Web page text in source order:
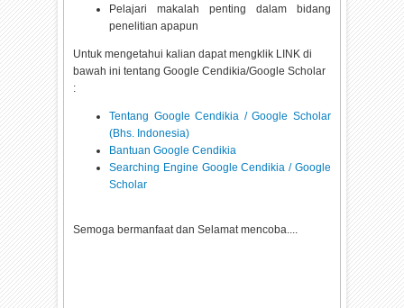
Pelajari makalah penting dalam bidang
penelitian apapun
Untuk mengetahui kalian dapat mengklik LINK di
bawah ini tentang Google Cendikia/Google Scholar
:
Tentang Google Cendikia / Google Scholar
(Bhs. Indonesia)
Bantuan Google Cendikia
Searching Engine Google Cendikia / Google
Scholar
Semoga bermanfaat dan Selamat mencoba....